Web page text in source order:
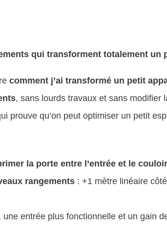
qui transforment totalement un
comment j’ai transformé un petit
, sans lourds travaux et sans modifier
prouve qu’on peut optimiser un petit
la porte entre l’entrée et le couloir
rangements : +1 mètre linéaire
entrée plus fonctionnelle et un gain